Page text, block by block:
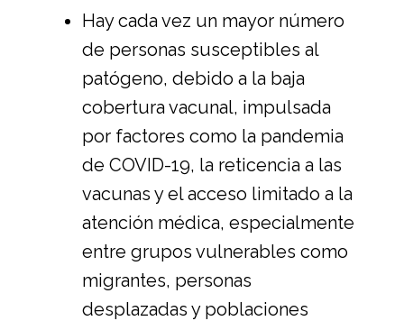
Hay cada vez un mayor número
de personas susceptibles al
patógeno, debido a la baja
cobertura vacunal, impulsada
por factores como la pandemia
de COVID-19, la reticencia a las
vacunas y el acceso limitado a la
atención médica, especialmente
entre grupos vulnerables como
migrantes, personas
desplazadas y poblaciones